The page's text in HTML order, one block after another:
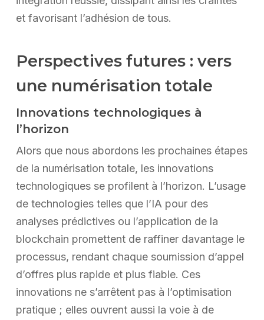
et favorisant l’adhésion de tous.
Perspectives futures : vers
une numérisation totale
Innovations technologiques à
l’horizon
Alors que nous abordons les prochaines étapes
de la numérisation totale, les innovations
technologiques se profilent à l’horizon. L’usage
de technologies telles que l’IA pour des
analyses prédictives ou l’application de la
blockchain promettent de raffiner davantage le
processus, rendant chaque soumission d’appel
d’offres plus rapide et plus fiable. Ces
innovations ne s’arrêtent pas à l’optimisation
pratique ; elles ouvrent aussi la voie à de